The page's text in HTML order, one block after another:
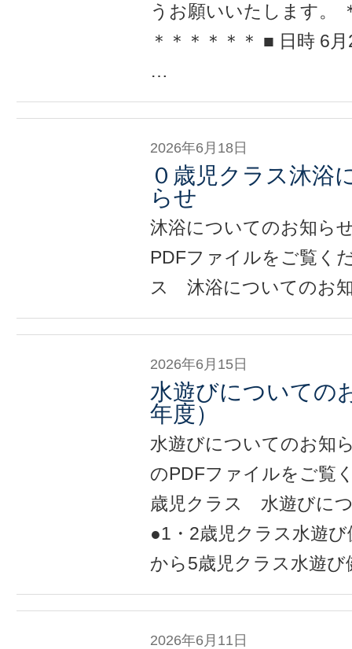
うお願いいたします
＊＊＊＊＊＊ ■ 日時 6
…
2026年6月18日
０歳児クラス沐浴
らせ
沐浴についてのお知ら
PDFファイルをご覧く
ス 沐浴についてのお
2026年6月15日
水遊びについての
年度）
水遊びについてのお知
のPDFファイルをご覧
歳児クラス 水遊びに
●1・2歳児クラス水遊
から5歳児クラス水遊び
2026年6月11日